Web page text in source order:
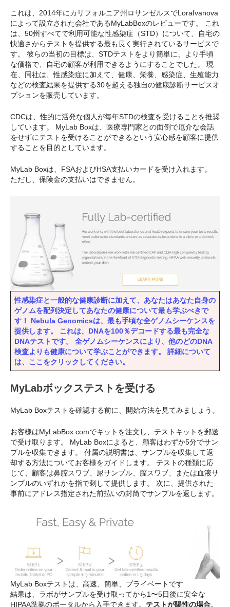
これは、2014年にカリフォルニア州ロサンゼルスでLoraIvanova
によって設立された会社であるMyLabBoxのレビューです。 これ
は、50州すべてで利用可能な性感染症（STD）について、自宅の
快適さからテストを提供する最も長く実行されているサービスで
す。 彼らの当初の目標は、STDテストをより簡単に、より手頃
な価格で、自宅の顧客が利用できるようにすることでした。 現
在、同社は、性感染症に加えて、健康、栄養、感染症、生殖能力
などの検査結果を提供する30を超える独自の健康診断サービスオ
プションを販売しています。
CDCは、性的に活発な個人が毎年STDの検査を受けることを推奨
しています。 MyLab Boxは、医療専門家との面倒で厄介な会話
をせずにテストを受けることができるという安心感を顧客に提供
することを目的としています。
MyLab Boxは、FSAおよびHSA支払いカードを受け入れます。
ただし、保険金の支払いはできません。
性感染症と一般的な健康診断に加えて、あなたはあなた自身の
ゲノムを配列決定してあなたの健康について最も学ぶべきで
す！ Nebula Genomicsは、最も手頃な全ゲノムシーケンスを
提供します。 これは、DNAを100％デコードする最も完全な
DNAテストです。 全ゲノムシーケンスにより、他のどのDNA
検査よりも健康について学ぶことができます。 詳細について
は、ここをクリックしてください。
MyLabボックステストを受ける
MyLab Boxテストを確認する前に、開始方法を見てみましょう。
お客様はMyLabBox.comでキットを注文し、テストキットを郵送
で受け取ります。 MyLab Boxによると、顧客はわずか5分でサン
プルを収集できます。 付属の説明書は、サンプルを収集して返
却する方法についてお客様をガイドします。 テストの種類に応
じて、顧客は鼻腔スワブ、尿サンプル、膣スワブ、または血液サ
ンプルのいずれかを指で刺して提供します。 次に、提供された
事前にアドレス指定された前払いの封筒でサンプルを返します。
MyLab Boxテストは、高速、簡単、プライベートです
結果は、ラボがサンプルを受け取ってから1〜5日後に安全な
HIPAA準拠のポータルから入手できます。 テストが陽性の場合、